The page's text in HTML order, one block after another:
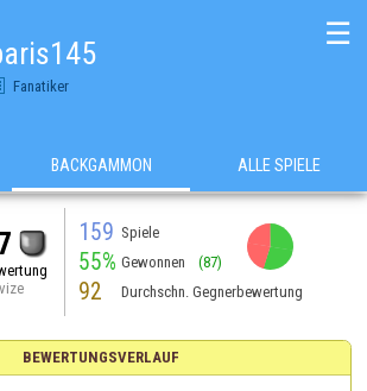
Fanatiker
☰
BACKGAMMON ALLE SPIELE
159 Spiele
55% Gewonnen (87)
92 Durchschn. Gegnerbewertung
BEWERTUNGSVERLAUF